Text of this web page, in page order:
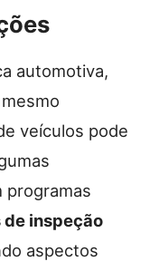
automotiva,
veículos pode
programas
inspeção
aspectos